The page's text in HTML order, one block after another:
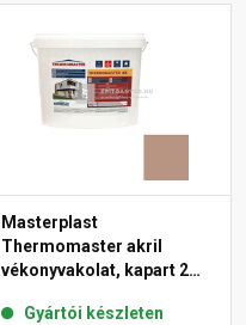
Masterplast
Thermomaster akril
vékonyvakolat, kapart 2
Gyártói készleten